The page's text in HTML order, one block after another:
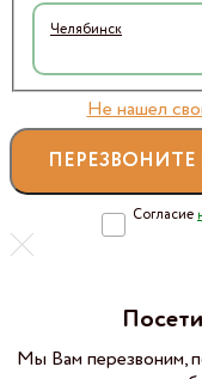
Челябинск
Не нашел
Согласие
Мы Вам перезвоним,